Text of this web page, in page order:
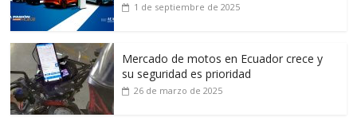
1 de septiembre de 2025
Mercado de motos en Ecuador crece y
su seguridad es prioridad
26 de marzo de 2025